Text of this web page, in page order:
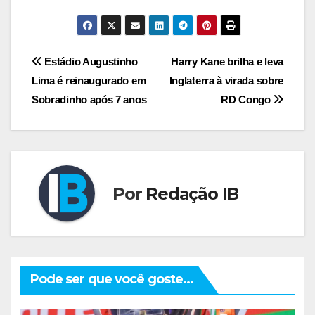
Navegação
de
Post
Harry Kane brilha e leva
Inglaterra à virada sobre
RD Congo
Estádio Augustinho
Lima é reinaugurado em
Sobradinho após 7 anos
Por Redação IB
Pode ser que você goste...